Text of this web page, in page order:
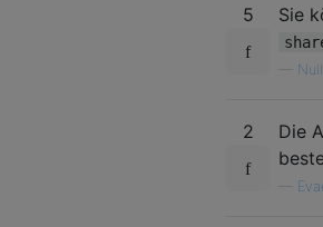
5 Sie
Null
2
Die